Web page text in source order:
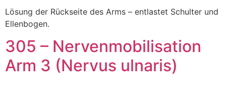
Lösung der Rückseite des Arms – entlastet Schulter und
Ellenbogen.
305 – Nervenmobilisation
Arm 3 (Nervus ulnaris)